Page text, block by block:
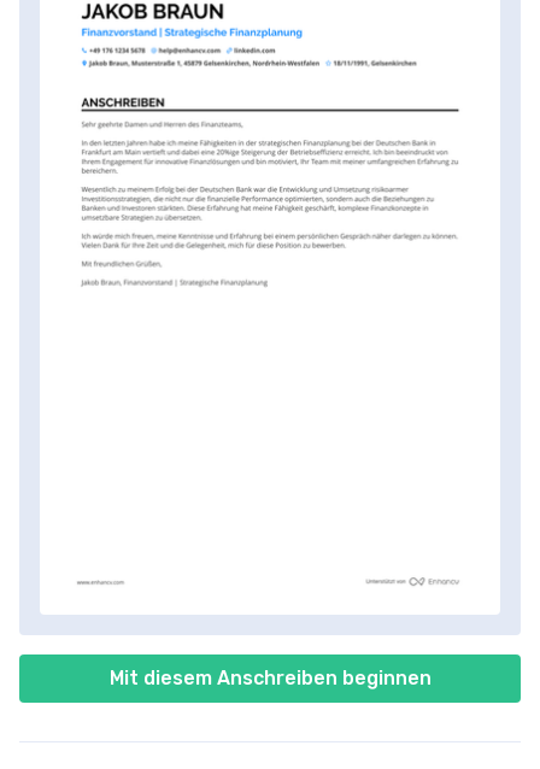
Mit diesem Anschreiben beginnen